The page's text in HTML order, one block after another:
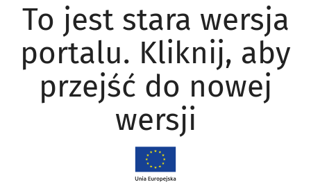
To jest stara wersja
portalu. Kliknij, aby
przejść do nowej
wersji